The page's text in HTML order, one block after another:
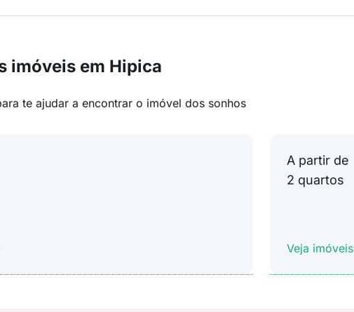
imóveis em Hipica
te ajudar a encontrar o imóvel dos sonhos
A partir de
2 quartos
Veja imóveis